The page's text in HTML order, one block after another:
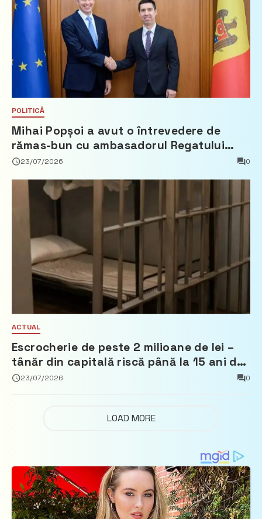
POLITICĂ
Mihai Popșoi a avut o întrevedere de
rămas-bun cu ambasadorul Regatului
Țărilor de Jos, Fred Duijn
23/07/2026 0
ACTUAL
Escrocherie de peste 2 milioane de lei –
tânăr din capitală riscă până la 15 ani de
închisoare
23/07/2026 0
LOAD MORE